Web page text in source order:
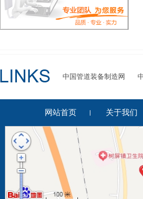
中国管道装备制造网
网站首页 关于我们